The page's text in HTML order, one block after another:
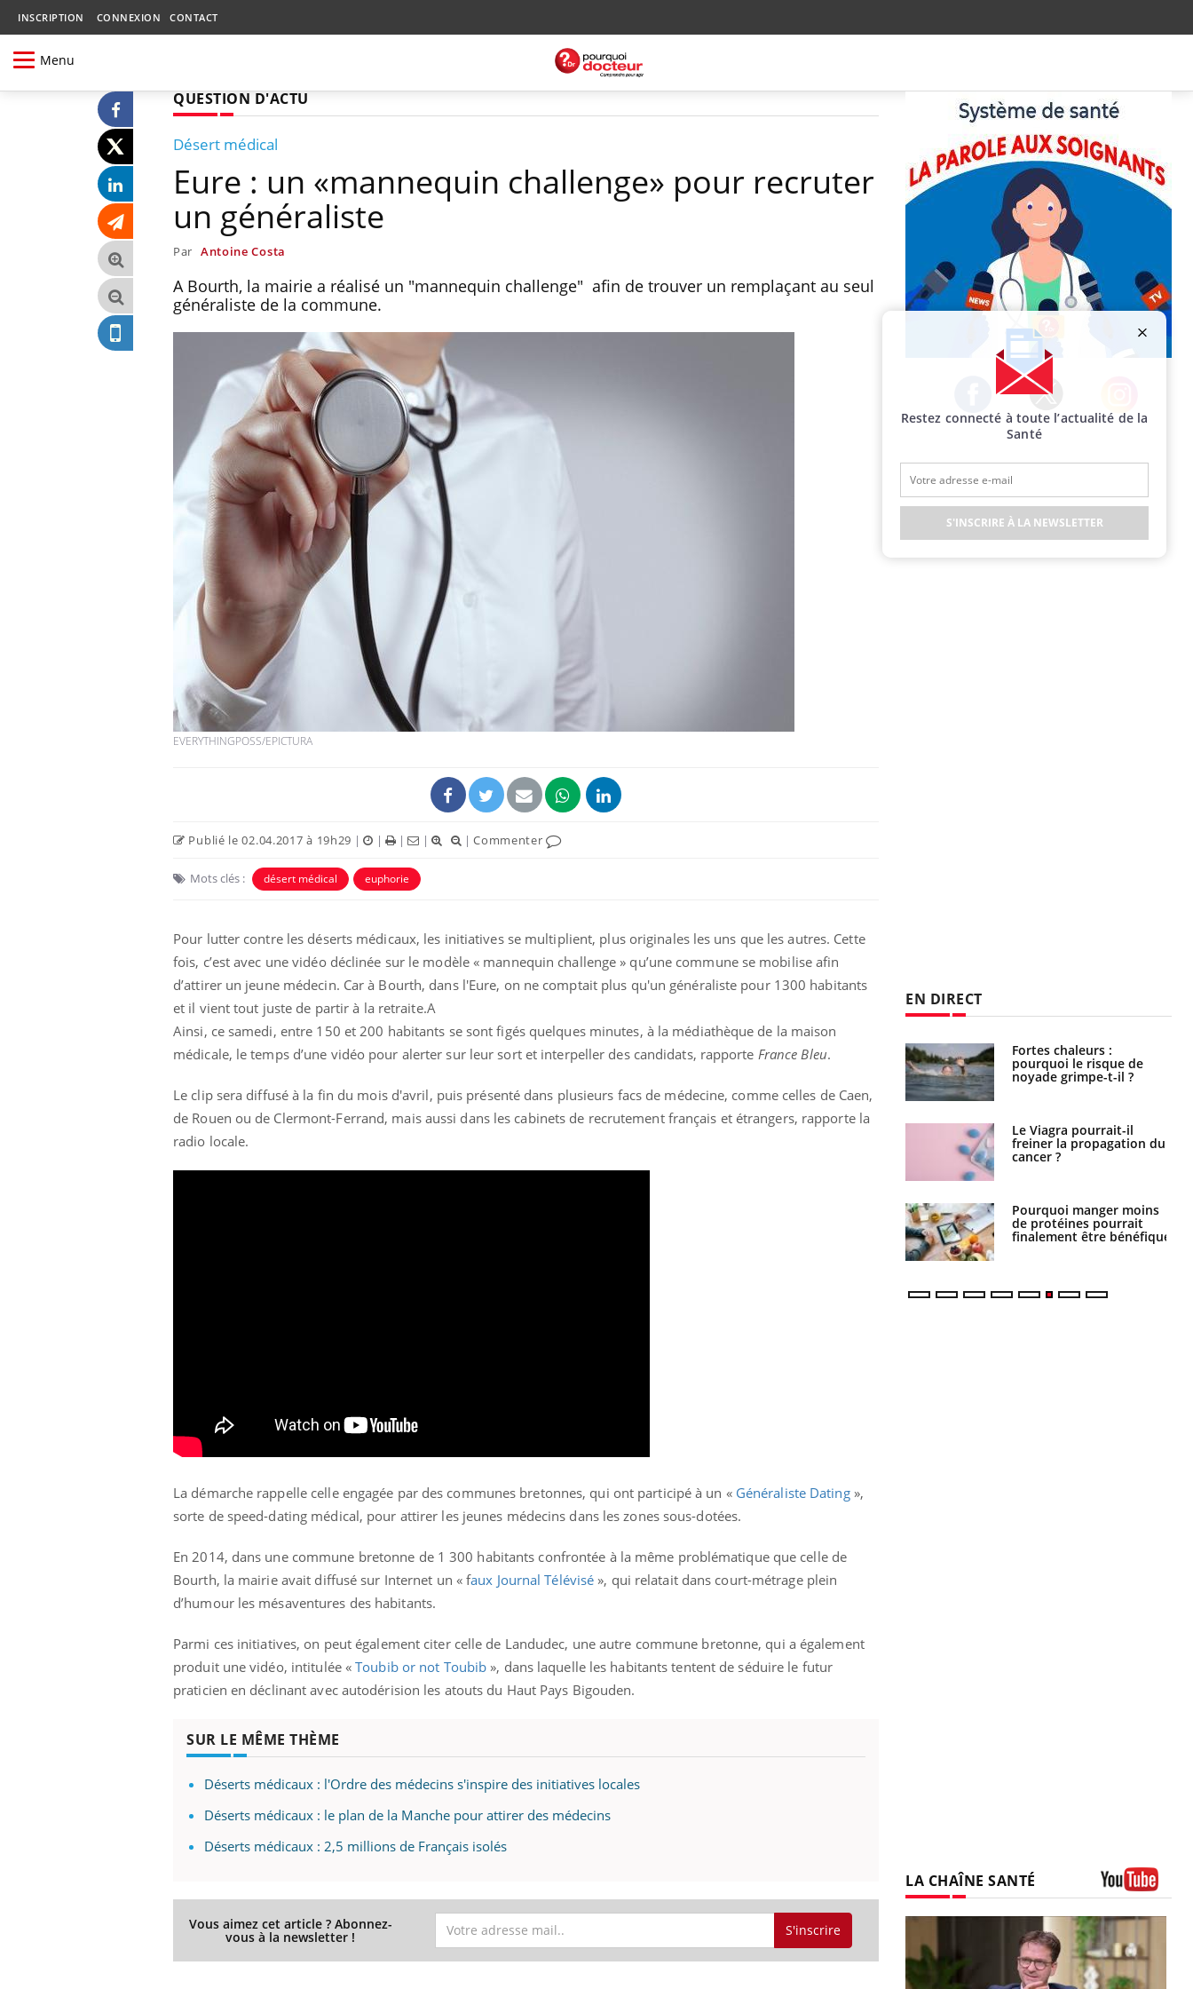
INSCRIPTION CONNEXION CONTACT
Menu
QUESTION D'ACTU
Désert médical
Eure : un «mannequin challenge» pour recruter
un généraliste
Par Antoine Costa
A Bourth, la mairie a réalisé un "mannequin challenge" afin de trouver un remplaçant au seul
généraliste de la commune.
EVERYTHINGPOSS/EPICTURA
Publié le 02.04.2017 à 19h29 | | | | |Commenter
Mots clés : désert médical euphorie
Pour lutter contre les déserts médicaux, les initiatives se multiplient, plus originales les uns que les autres. Cette
fois, c’est avec une vidéo déclinée sur le modèle « mannequin challenge » qu’une commune se mobilise afin
d’attirer un jeune médecin. Car à Bourth, dans l'Eure, on ne comptait plus qu'un généraliste pour 1300 habitants
et il vient tout juste de partir à la retraite.A
Ainsi, ce samedi, entre 150 et 200 habitants se sont figés quelques minutes, à la médiathèque de la maison
médicale, le temps d’une vidéo pour alerter sur leur sort et interpeller des candidats, rapporte France Bleu.
Le clip sera diffusé à la fin du mois d'avril, puis présenté dans plusieurs facs de médecine, comme celles de Caen,
de Rouen ou de Clermont-Ferrand, mais aussi dans les cabinets de recrutement français et étrangers, rapporte la
radio locale.
La démarche rappelle celle engagée par des communes bretonnes, qui ont participé à un «Généraliste Dating »,
sorte de speed-dating médical, pour attirer les jeunes médecins dans les zones sous-dotées.
En 2014, dans une commune bretonne de 1 300 habitants confrontée à la même problématique que celle de
Bourth, la mairie avait diffusé sur Internet un « faux Journal Télévisé », qui relatait dans court-métrage plein
d’humour les mésaventures des habitants.
Parmi ces initiatives, on peut également citer celle de Landudec, une autre commune bretonne, qui a également
produit une vidéo, intitulée «Toubib or not Toubib », dans laquelle les habitants tentent de séduire le futur
praticien en déclinant avec autodérision les atouts du Haut Pays Bigouden.
SUR LE MÊME THÈME
Déserts médicaux : l'Ordre des médecins s'inspire des initiatives locales
Déserts médicaux : le plan de la Manche pour attirer des médecins
Déserts médicaux : 2,5 millions de Français isolés
Vous aimez cet article ? Abonnez-
vous à la newsletter ! S'inscrire
Facebook Twitter Instagram
EN DIRECT
Comment oublier les
écrans en vacances ?
comment le travail
sur nos soirées
Chikungunya, dengue,
West Nile : que se passe-
France ?
La sieste empêche-t-elle
de dormir la nuit ?
VIH : la fin du comprimé
Fortes chaleurs :
pourquoi le risque de
noyade grimpe-t-il ?
Le Viagra pourrait-il
freiner la propagation du
cancer ?
Pourquoi manger moins
de protéines pourrait
finalement être bénéfique
LA CHAÎNE SANTÉ
Restez connecté à toute l’actualité de la
Santé
S'INSCRIRE À LA NEWSLETTER